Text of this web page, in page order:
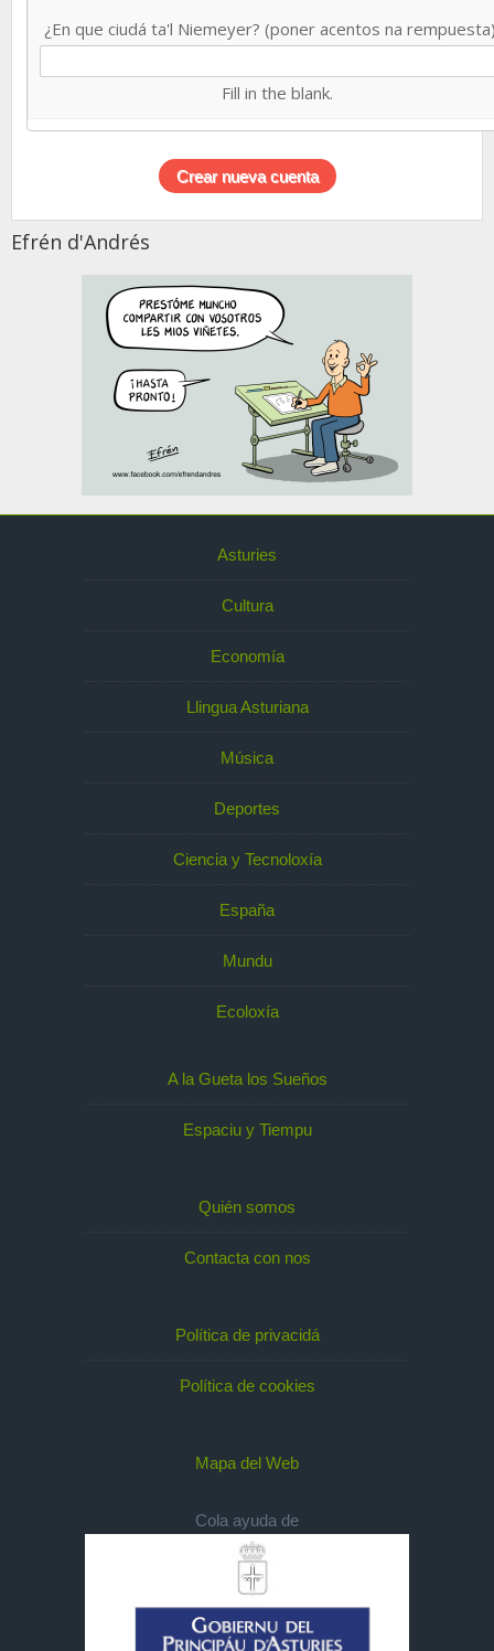
¿En que ciudá ta'l Niemeyer? (poner acentos na
Fill in the blank.
Efrén d'Andrés
Asturies
Cultura
Economía
Llingua Asturiana
Música
Deportes
Ciencia y Tecnoloxía
España
Mundu
Ecoloxía
A la Gueta los Sueños
Espaciu y Tiempu
Quién somos
Contacta con nos
Política de privacidá
Política de cookies
Mapa del Web
Cola ayuda de